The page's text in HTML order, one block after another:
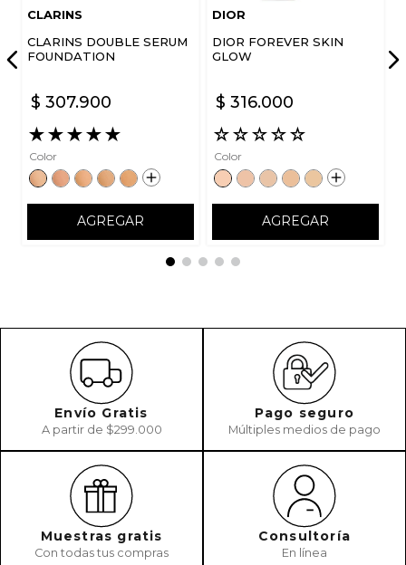
CLARINS
CLARINS DOUBLE SERUM
FOUNDATION
$ 307.900
★★★★★
Color
AGREGAR
DIOR
DIOR FOREVER SKIN
GLOW
$ 316.000
☆☆☆☆☆
Color
AGREGAR
Envío Gratis
A partir de $299.000
Pago seguro
Múltiples medios de pago
Muestras gratis
Con todas tus compras
Consultoría
En línea